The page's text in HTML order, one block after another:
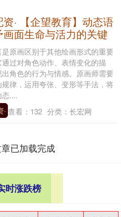
· 【企望教育】动态语
画面生命与活力的关键
原画区别于其他绘画形式的重要
过对角色动作、表情变化的描
角色的行为与情感。原画师需要
律，运用夸张、变形等手法，将
....
查看： 132 分类： 长宏网
已加载完成
时涨跌榜